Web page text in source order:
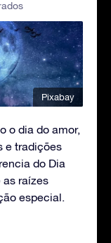
Pixabay
o dia do amor,
e tradições
do Dia
as raízes
especial.